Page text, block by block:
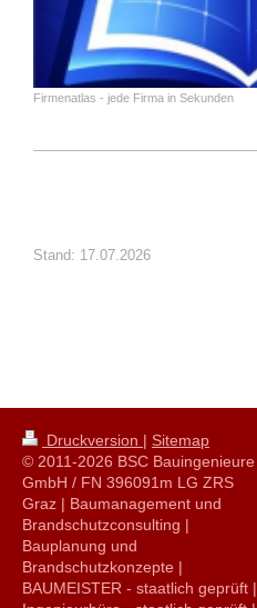
Firmenatlas - jede Firma in Sekunden
Stand: 17.07.2026
Druckversion | Sitemap
© 2011-2026 BSC Bauingenieure
GmbH / FN 396091m LG ZRS
Graz | Baumanagement und
Brandschutzconsulting |
Bauplanung und
Brandschutzkonzepte |
BAUMEISTER - staatlich geprüft |